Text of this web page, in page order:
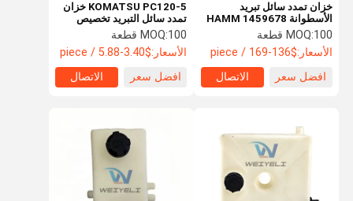
خزان تمدد سائل تبريد
الأسطوانة HAMM 1459678
خزان تمدد رادياتير اللودر
MOQ:100 قطعة
الأسعار:$136-169 / piece
افضل سعر
الاتصال
KOMATSU PC120-5 خزان
تمدد سائل التبريد تخصيص
الشركة المصنعة للمعدات
الأصلية (OEM) غلاية مساعدة
RD411-42680
MOQ:100 قطعة
الأسعار:$3.40-5.88 / piece
افضل سعر
الاتصال